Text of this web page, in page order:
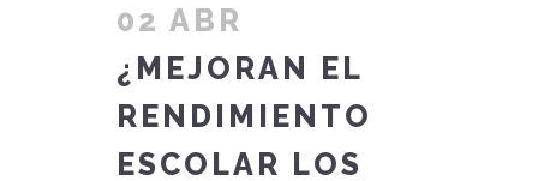
02 ABR
¿MEJORAN EL
RENDIMIENTO
ESCOLAR LOS